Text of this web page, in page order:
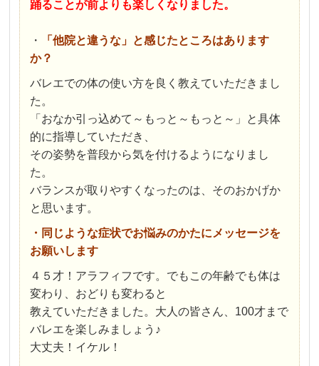
踊ることが前よりも楽しくなりました。
・
「他院と違うな」と感じたところはあります
か？
バレエでの体の使い方を良く教えていただきまし
た。
「おなか引っ込めて～もっと～もっと～」と具体
的に指導していただき、
その姿勢を普段から気を付けるようになりまし
た。
バランスが取りやすくなったのは、そのおかげか
と思います。
・同じような症状でお悩みのかたにメッセージを
お願いします
４５才！アラフィフです。でもこの年齢でも体は
変わり、おどりも変わると
教えていただきました。大人の皆さん、100才まで
バレエを楽しみましょう♪
大丈夫！イケル！